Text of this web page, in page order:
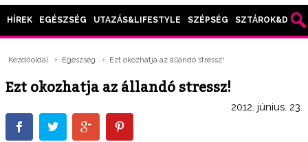
HÍREK EGÉSZSÉG UTAZÁS&LIFESTYLE SZÉPSÉG SZTÁROK&DIVAT
Kezdőoldal Egészség Ezt okozhatja az állandó stressz!
Ezt okozhatja az állandó stressz!
2012. június. 23.